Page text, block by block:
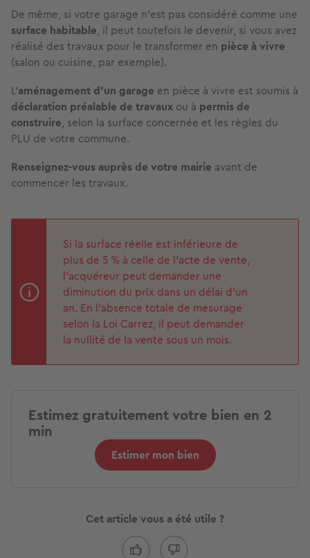
De même, si votre garage n'est pas considéré comme une
surface habitable, il peut toutefois le devenir, si vous avez
réalisé des travaux pour le transformer en pièce à vivre
(salon ou cuisine, par exemple).
L'aménagement d'un garage en pièce à vivre est soumis à
déclaration préalable de travaux ou à permis de
construire, selon la surface concernée et les règles du
PLU de votre commune.
Renseignez-vous auprès de votre mairie avant de
commencer les travaux.
Si la surface réelle est inférieure de
plus de 5 % à celle de l'acte de vente,
l'acquéreur peut demander une
diminution du prix dans un délai d'un
an. En l'absence totale de mesurage
selon la Loi Carrez, il peut demander
la nullité de la vente sous un mois.
Estimez gratuitement votre bien en 2
min
Estimer mon bien
Cet article vous a été utile ?